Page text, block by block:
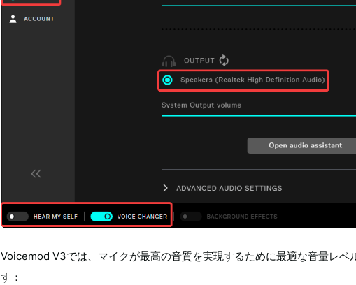
Voicemod V3では、マイクが最高の音質を実現するために最適な音量レベ
す：